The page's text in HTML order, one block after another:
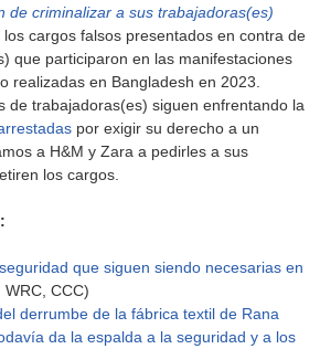
de criminalizar a sus trabajadoras(es)
cargos falsos presentados en contra de
que participaron en las manifestaciones
realizadas en Bangladesh en 2023.
de trabajadoras(es) siguen enfrentando la
por exigir su derecho a un
a H&M y Zara a pedirles a sus
los cargos.
que siguen siendo necesarias en
WRC, CCC)
derrumbe de la fábrica textil de Rana
da la espalda a la seguridad y a los